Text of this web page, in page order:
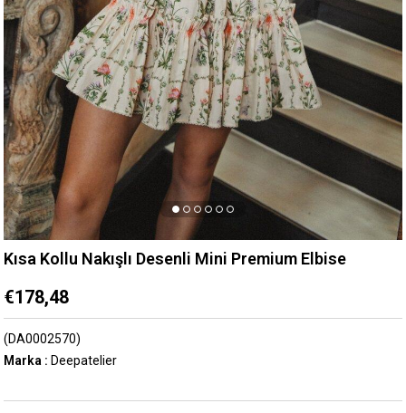
Kısa Kollu Nakışlı Desenli Mini Premium Elbise
€178,48
(DA0002570)
Marka : Deepatelier